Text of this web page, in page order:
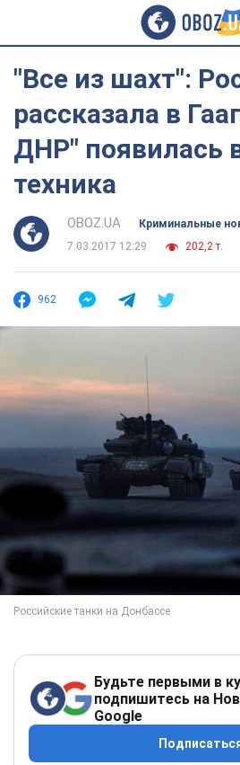
"Все из шахт":
рассказала в
ДНР" появилась
техника
OBOZ.UA
Криминальные
7.03.2017 12:29
202,2 т.
962
Будьте первыми в
подпишитесь на
Google